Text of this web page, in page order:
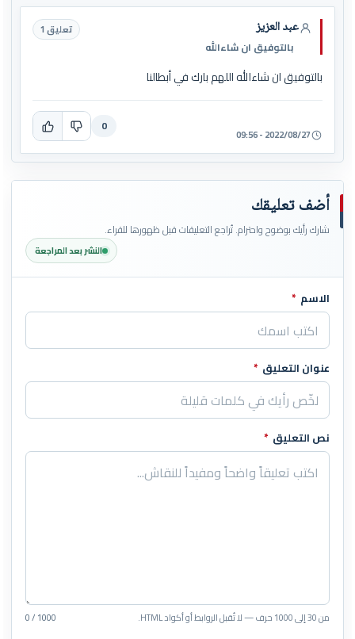
عبد العزيز
بالتوفيق ان شاءالله
تعليق 1
بالتوفيق ان شاءالله اللهم بارك في أبطالنا
2022/08/27 - 09:56
0
أضف تعليقك
شارك رأيك بوضوح واحترام. تُراجع التعليقات قبل ظهورها للقراء.
النشر بعد المراجعة
اترك هذا الحقل فارغاً
الاسم *
عنوان التعليق *
نص التعليق *
من 30 إلى 1000 حرف — لا تُقبل الروابط أو أكواد HTML. 0 / 1000